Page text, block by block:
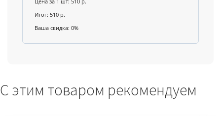
С этим товаром рекомендуем